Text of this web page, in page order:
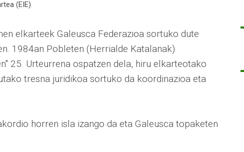
(EIE)
elkarteek Galeusca Federazioa sortuko dute
1984an Pobleten (Herrialde Katalanak)
25. Urteurrena ospatzen dela, hiru elkarteotako
tresna juridikoa sortuko da koordinazioa eta
horren isla izango da eta Galeusca topaketen